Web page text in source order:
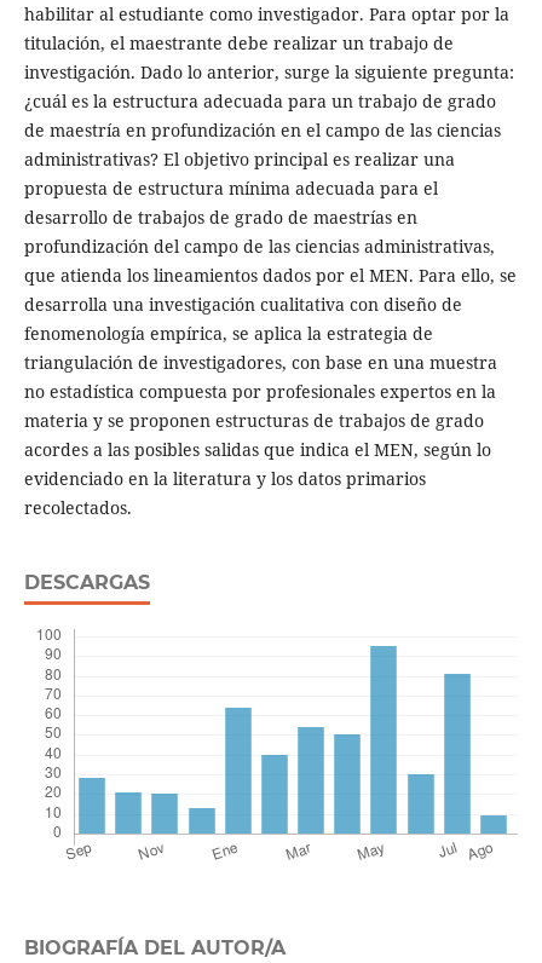
habilitar al estudiante como investigador. Para optar por la
titulación, el maestrante debe realizar un trabajo de
investigación. Dado lo anterior, surge la siguiente pregunta:
¿cuál es la estructura adecuada para un trabajo de grado
de maestría en profundización en el campo de las ciencias
administrativas? El objetivo principal es realizar una
propuesta de estructura mínima adecuada para el
desarrollo de trabajos de grado de maestrías en
profundización del campo de las ciencias administrativas,
que atienda los lineamientos dados por el MEN. Para ello, se
desarrolla una investigación cualitativa con diseño de
fenomenología empírica, se aplica la estrategia de
triangulación de investigadores, con base en una muestra
no estadística compuesta por profesionales expertos en la
materia y se proponen estructuras de trabajos de grado
acordes a las posibles salidas que indica el MEN, según lo
evidenciado en la literatura y los datos primarios
recolectados.
DESCARGAS
BIOGRAFÍA DEL AUTOR/A